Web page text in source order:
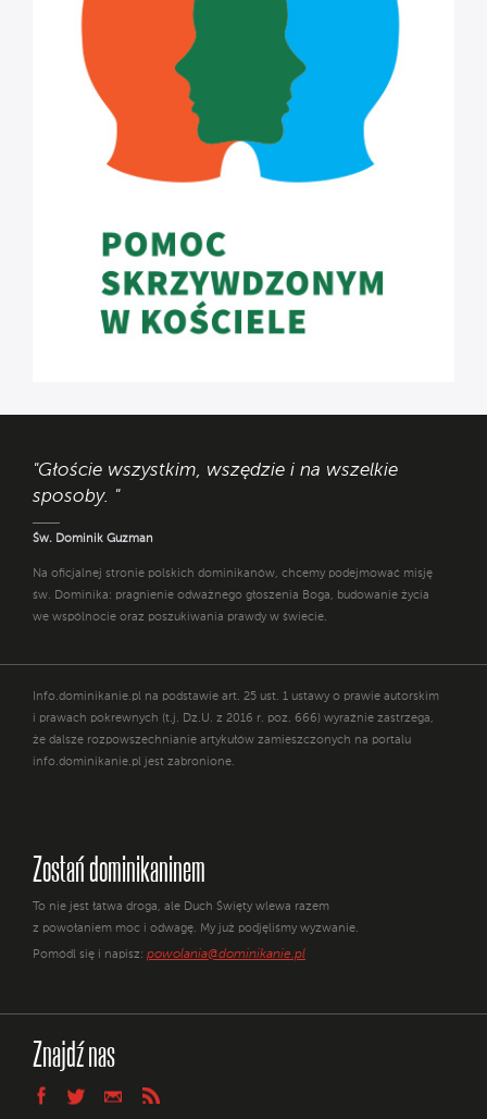
"Głoście wszystkim, wszędzie i na wszelkie
sposoby. "
Św. Dominik Guzman
Na oficjalnej stronie polskich dominikanów, chcemy podejmować misję
św. Dominika: pragnienie odważnego głoszenia Boga, budowanie życia
we wspólnocie oraz poszukiwania prawdy w świecie.
Info.dominikanie.pl na podstawie art. 25 ust. 1 ustawy o prawie autorskim
i prawach pokrewnych (t.j. Dz.U. z 2016 r. poz. 666) wyraźnie zastrzega,
że dalsze rozpowszechnianie artykułów zamieszczonych na portalu
info.dominikanie.pl jest zabronione.
Zostań dominikaninem
To nie jest łatwa droga, ale Duch Święty wlewa razem
z powołaniem moc i odwagę. My już podjęliśmy wyzwanie.
Pomódl się i napisz: powolania@dominikanie.pl
Znajdź nas